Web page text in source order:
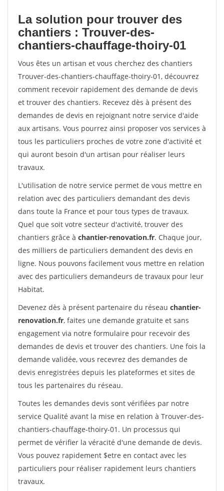
La solution pour trouver des
chantiers : Trouver-des-
chantiers-chauffage-thoiry-01
Vous êtes un artisan et vous cherchez des chantiers
Trouver-des-chantiers-chauffage-thoiry-01, découvrez
comment recevoir rapidement des demande de devis
et trouver des chantiers. Recevez dès à présent des
demandes de devis en rejoignant notre service d'aide
aux artisans. Vous pourrez ainsi proposer vos services à
tous les particuliers proches de votre zone d'activité et
qui auront besoin d'un artisan pour réaliser leurs
travaux.
L'utilisation de notre service permet de vous mettre en
relation avec des particuliers demandant des devis
dans toute la France et pour tous types de travaux.
Quel que soit votre secteur d'activité, trouver des
chantiers grâce à chantier-renovation.fr. Chaque jour,
des milliers de particuliers demandent des devis en
ligne. Nous pouvons facilement vous mettre en relation
avec des particuliers demandeurs de travaux pour leur
Habitat.
Devenez dès à présent partenaire du réseau chantier-
renovation.fr, faites une demande gratuite et sans
engagement via notre formulaire pour recevoir des
demandes de devis et trouver des chantiers. Une fois la
demande validée, vous recevrez des demandes de
devis enregistrées depuis les plateformes et sites de
tous les partenaires du réseau.
Toutes les demandes devis sont vérifiées par notre
service Qualité avant la mise en relation à Trouver-des-
chantiers-chauffage-thoiry-01. Un processus qui
permet de vérifier la véracité d'une demande de devis.
Vous pouvez rapidement $etre en contact avec les
particuliers pour réaliser rapidement leurs chantiers
travaux.